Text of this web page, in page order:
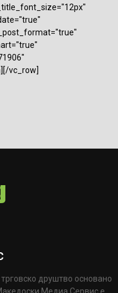
vc_row]
друштво основано
Медиа Сервис е